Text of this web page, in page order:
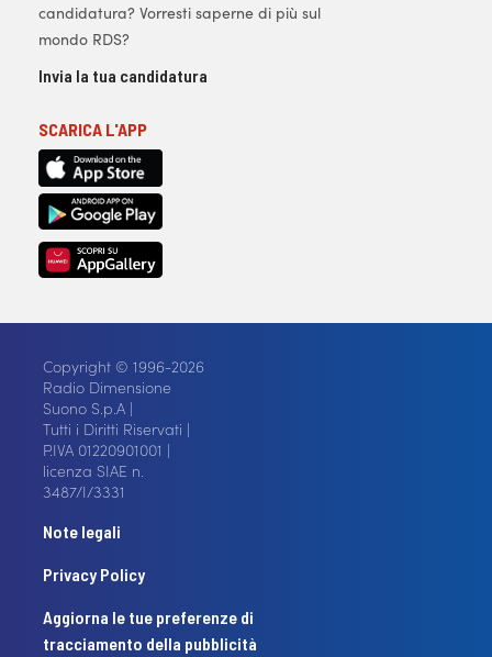
candidatura? Vorresti saperne di più sul
mondo RDS?
Invia la tua candidatura
SCARICA L'APP
Copyright © 1996-2026
Radio Dimensione
Suono S.p.A |
Tutti i Diritti Riservati |
P.IVA 01220901001 |
licenza SIAE n.
3487/I/3331
Note legali
Privacy Policy
Aggiorna le tue preferenze di
tracciamento della pubblicità